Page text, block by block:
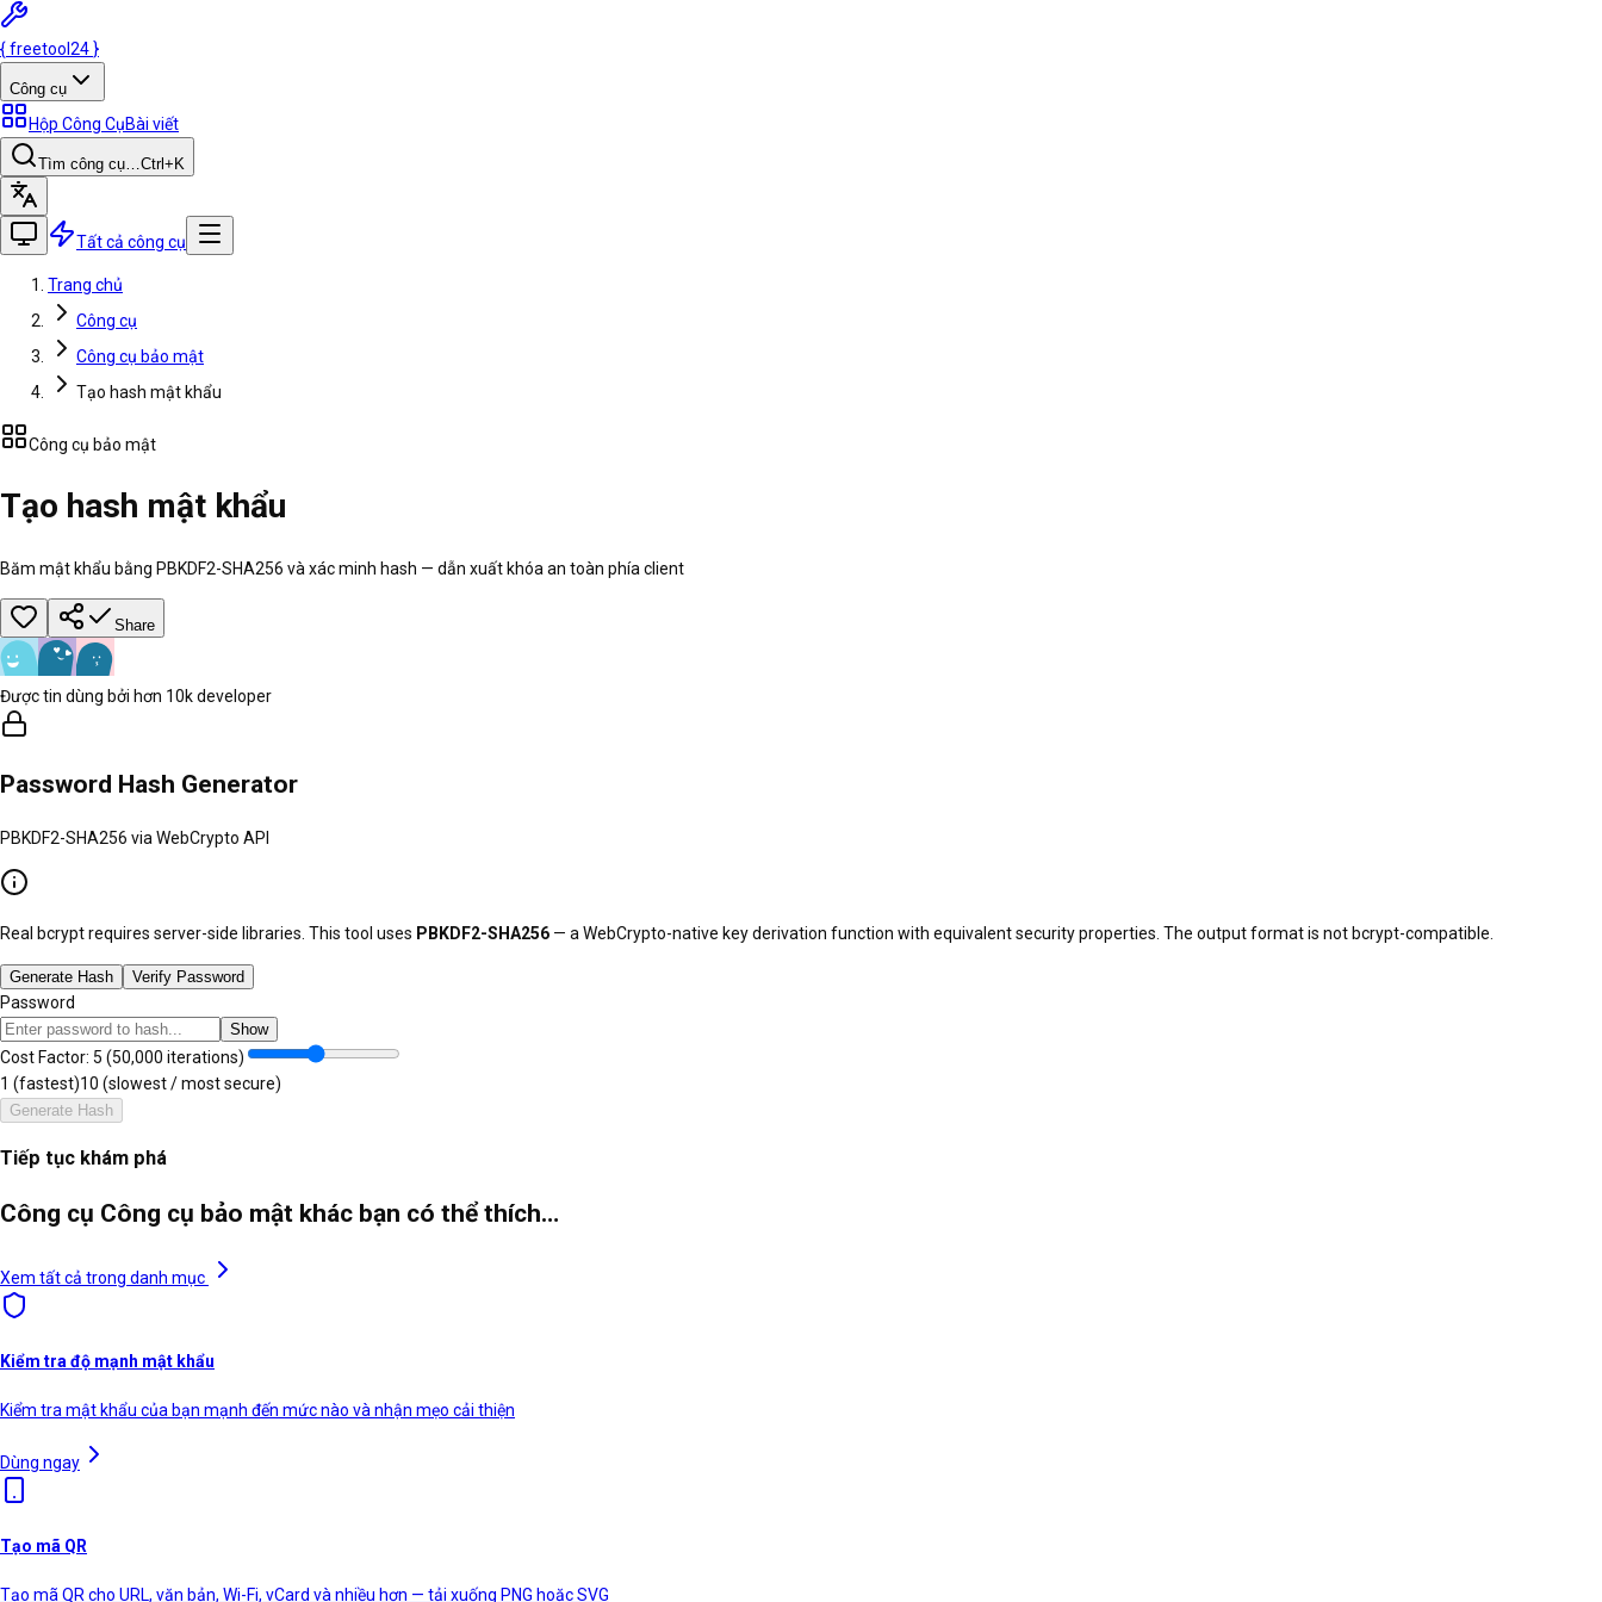
{freetool 24 }
Công cụ
Hộp Công CụBài viết
Tìm công cụ…Ctrl +K
Tất cả công cụ
Trang chủ
Công cụ
Công cụ bảo mật
Tạo hash mật khẩu
Công cụ bảo mật
Tạo hash mật khẩu
Băm mật khẩu bằng PBKDF2-SHA256 và xác minh hash — dẫn xuất khóa an toàn phía client
Share
Được tin dùng bởi hơn 10k developer
Password Hash Generator
PBKDF2-SHA256 via WebCrypto API
Real bcrypt requires server-side libraries. This tool uses PBKDF2-SHA256 — a WebCrypto-native key derivation function with equivalent security properties. The output format is not bcrypt-compatible.
Generate Hash Verify Password
Password
Show
Cost Factor: 5 (50,000 iterations)
1 (fastest)10 (slowest / most secure)
Generate Hash
Tiếp tục khám phá
Công cụ Công cụ bảo mật khác bạn có thể thích…
Xem tất cả trong danh mục
Kiểm tra độ mạnh mật khẩu
Kiểm tra mật khẩu của bạn mạnh đến mức nào và nhận mẹo cải thiện
Dùng ngay
Tạo mã QR
Tạo mã QR cho URL, văn bản, Wi-Fi, vCard và nhiều hơn — tải xuống PNG hoặc SVG